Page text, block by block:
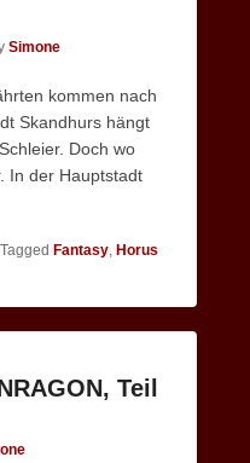
Simone
kommen nach
Skandhurs hängt
Doch wo
In der Hauptstadt
Tagged Fantasy, Horus
Teil